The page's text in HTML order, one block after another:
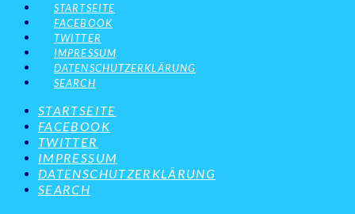
STARTSEITE
FACEBOOK
TWITTER
IMPRESSUM
DATENSCHUTZERKLÄRUNG
SEARCH
STARTSEITE
FACEBOOK
TWITTER
IMPRESSUM
DATENSCHUTZERKLÄRUNG
SEARCH